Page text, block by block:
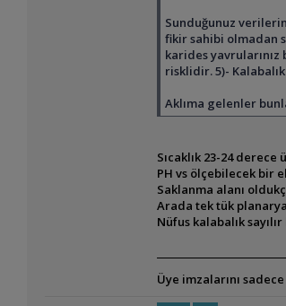
Sunduğunuz
fikir sahibi olmadan
karides
risklidir. 5)-
Aklıma gelenler
Sıcaklık 23-24
PH vs ölçebilecek bir
Saklanma alanı
Arada tek tük
Nüfus kalabalık
Üye imzalarını